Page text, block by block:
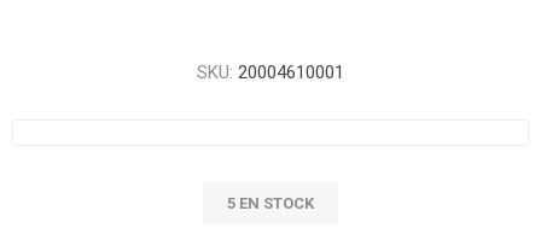
SKU: 20004610001
5 EN STOCK